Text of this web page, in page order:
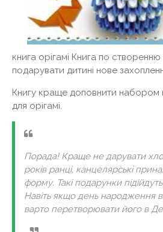
книга орігамі Книга по
подарувати дитині нове
Книгу краще доповнити набором
для орігамі.
Порада! Краще не дарувати
років ранці, канцелярські
форму. Такі подарунки
Навіть якщо день народження
варто перетворювати його в